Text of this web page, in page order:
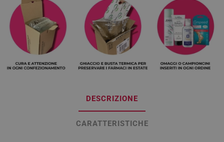
DESCRIZIONE
CARATTERISTICHE